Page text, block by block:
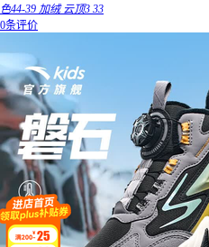
色44-39 加绒 云顶3 33
0条评价